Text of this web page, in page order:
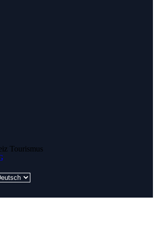
Tourismus